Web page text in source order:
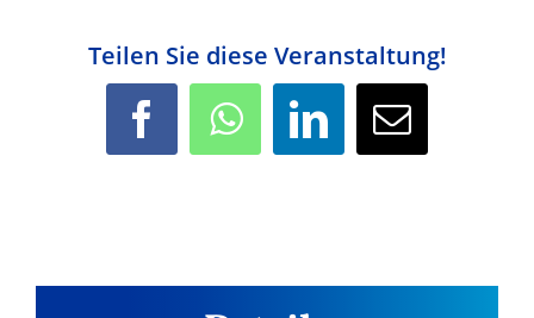
Teilen Sie diese Veranstaltung!
Facebook WhatsApp LinkedIn
E-